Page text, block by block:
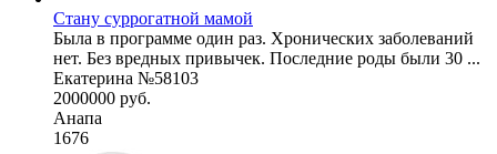
Стану суррогатной мамой
Была в программе один раз. Хронических заболеваний
нет. Без вредных привычек. Последние роды были 30 ...
Екатерина №58103
2000000 руб.
Анапа
1676